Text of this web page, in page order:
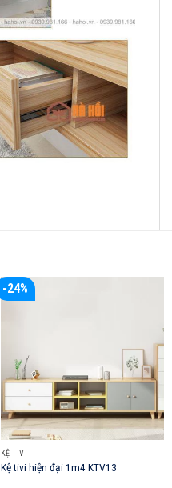
-24%
KỆ TIVI
Kệ tivi hiện đại 1m4 KTV13